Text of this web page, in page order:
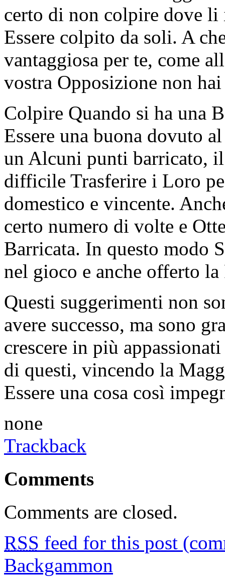
certo di non colpire dove li
Essere colpito da soli. A
vantaggiosa per te, come
vostra Opposizione non
Colpire Quando si ha una
Essere una buona dovuto
un Alcuni punti barricato,
difficile Trasferire i Loro
domestico e vincente.
certo numero di volte e
Barricata. In questo modo
nel gioco e anche offerto
Questi suggerimenti non
avere successo, ma sono
crescere in più
di questi, vincendo la
Essere una cosa così
none
Trackback
Comments
Comments are closed.
RSS feed for this post
Backgammon